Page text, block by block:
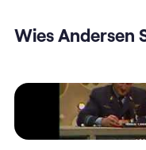
Wies Andersen
Video